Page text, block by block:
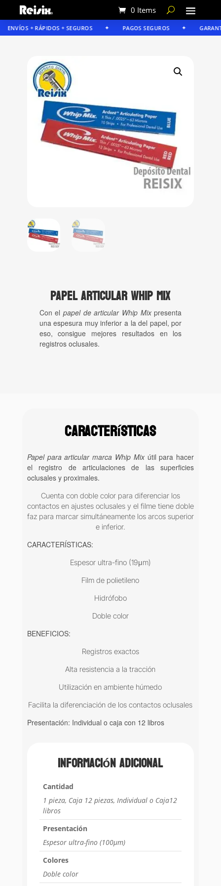
0 Items
ENVÍOS + RÁPIDOS + SEGUROS PAGOS SEGUROS
Papel articular Whip Mix
Con elpapel de articular Whip Mixpresenta
una espesura muy inferior a la del papel, por
eso, consigue mejores resultados en los
registros oclusales.
Características
Papel para articular marca Whip Mixútil para hacer
el registro de articulaciones de las superficies
oclusales y proximales.
Cuenta con doble color para diferenciar los
contactos en ajustes oclusales y el filme tiene doble
faz para marcar simultáneamente los arcos superior
e inferior.
CARACTERÍSTICAS:
Espesor ultra-fino (19μm)
Film de polietileno
Hidrófobo
Doble color
BENEFICIOS:
Registros exactos
Alta resistencia a la tracción
Utilización en ambiente húmedo
Facilita la diferenciación de los contactos oclusales
Presentación: Individual o caja con 12 libros
Información adicional
Cantidad
1 pieza, Caja 12 piezas, Individual o Caja12
libros
Presentación
Espesor ultra-fino (100μm)
Colores
Doble color